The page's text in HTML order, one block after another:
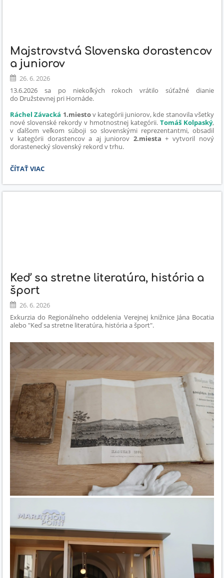
Majstrovstvá Slovenska dorastencov
a juniorov
26. 6. 2026
13.6.2026 sa po niekoľkých rokoch vrátilo súťažné dianie
do Družstevnej pri Hornáde.
Ráchel Závacká 1.miestov kategórii juniorov, kde stanovila všetky
nové slovenské rekordy v hmotnostnej kategórii. Tomáš Kolpaský,
v ďalšom veľkom súboji so slovenskými reprezentantmi, obsadil
v kategórii dorastencov a aj juniorov 2.miesta + vytvoril nový
dorastenecký slovenský rekord v trhu.
MAJSTROVSTVÁ
DORASTENCOV
ČÍTAŤ VIAC
Keď sa stretne literatúra, história a
šport
26. 6. 2026
Exkurzia do Regionálneho oddelenia Verejnej knižnice Jána Bocatia
alebo "Keď sa stretne literatúra, história a šport".